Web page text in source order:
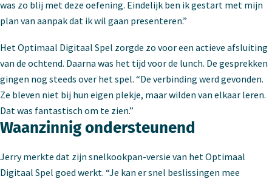
was zo blij met deze oefening. Eindelijk ben ik gestart met mijn
plan van aanpak dat ik wil gaan presenteren.”
Het Optimaal Digitaal Spel zorgde zo voor een actieve afsluiting
van de ochtend. Daarna was het tijd voor de lunch. De gesprekken
gingen nog steeds over het spel. “De verbinding werd gevonden.
Ze bleven niet bij hun eigen plekje, maar wilden van elkaar leren.
Dat was fantastisch om te zien.”
Waanzinnig ondersteunend
Jerry merkte dat zijn snelkookpan-versie van het Optimaal
Digitaal Spel goed werkt. “Je kan er snel beslissingen mee